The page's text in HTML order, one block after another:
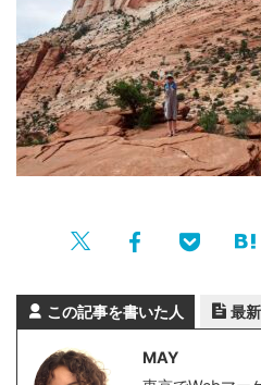
この記事を書いた人 最
MAY